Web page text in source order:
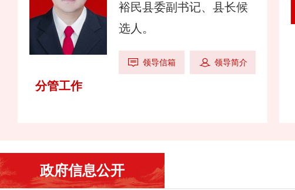
裕民县委副书记、县长候
选人。
领导信箱 领导简介
分管工作
政府信息公开